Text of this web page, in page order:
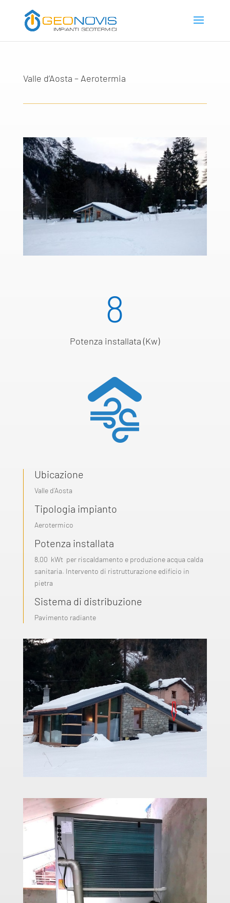
Valle d’Aosta – Aerotermia
8
Potenza installata (Kw)
Ubicazione
Valle d’Aosta
Tipologia impianto
Aerotermico
Potenza installata
8,00 kWt per riscaldamento e produzione acqua calda
sanitaria. Intervento di ristrutturazione edificio in
pietra
Sistema di distribuzione
Pavimento radiante